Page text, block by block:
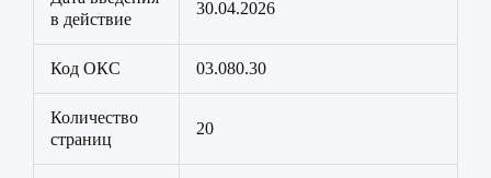
в действие
30.04.2026
Код ОКС 03.080.30
Количество
страниц
20